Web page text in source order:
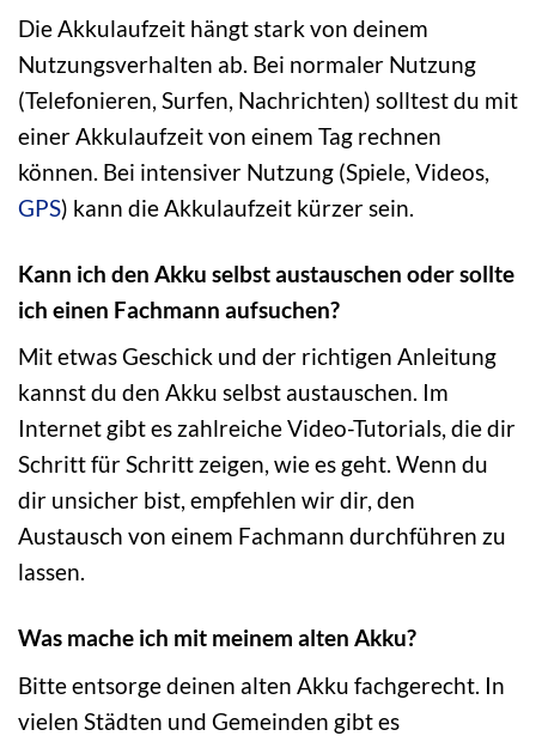
Die Akkulaufzeit hängt stark von deinem
Nutzungsverhalten ab. Bei normaler Nutzung
(Telefonieren, Surfen, Nachrichten) solltest du mit
einer Akkulaufzeit von einem Tag rechnen
können. Bei intensiver Nutzung (Spiele, Videos,
GPS) kann die Akkulaufzeit kürzer sein.
Kann ich den Akku selbst austauschen oder sollte
ich einen Fachmann aufsuchen?
Mit etwas Geschick und der richtigen Anleitung
kannst du den Akku selbst austauschen. Im
Internet gibt es zahlreiche Video-Tutorials, die dir
Schritt für Schritt zeigen, wie es geht. Wenn du
dir unsicher bist, empfehlen wir dir, den
Austausch von einem Fachmann durchführen zu
lassen.
Was mache ich mit meinem alten Akku?
Bitte entsorge deinen alten Akku fachgerecht. In
vielen Städten und Gemeinden gibt es